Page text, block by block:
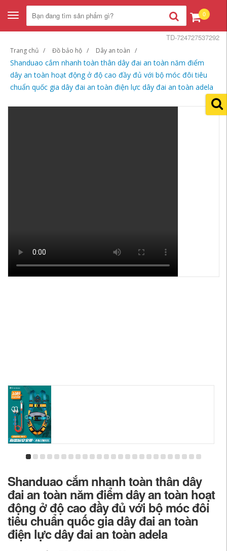
Toggle
navigation
0
Trang chủ Đồ bảo hộ Dây an toàn
Shanduao cắm nhanh toàn thân dây đai an toàn năm điểm
dây an toàn hoạt động ở độ cao đầy đủ với bộ móc đôi tiêu
chuẩn quốc gia dây đai an toàn điện lực dây đai an toàn adela
TD-724727537292
Shanduao cắm nhanh toàn thân dây
đai an toàn năm điểm dây an toàn hoạt
động ở độ cao đầy đủ với bộ móc đôi
tiêu chuẩn quốc gia dây đai an toàn
điện lực dây đai an toàn adela